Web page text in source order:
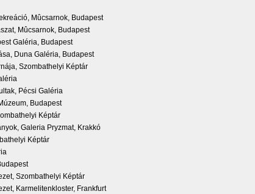
Mûcsarnok, Budapest
Mûcsarnok, Budapest
Galéria, Budapest
Duna Galéria, Budapest
Szombathelyi Képtár
Pécsi Galéria
Budapest
Képtár
Galeria Pryzmat, Krakkó
Képtár
Szombathelyi Képtár
Karmelitenkloster, Frankfurt